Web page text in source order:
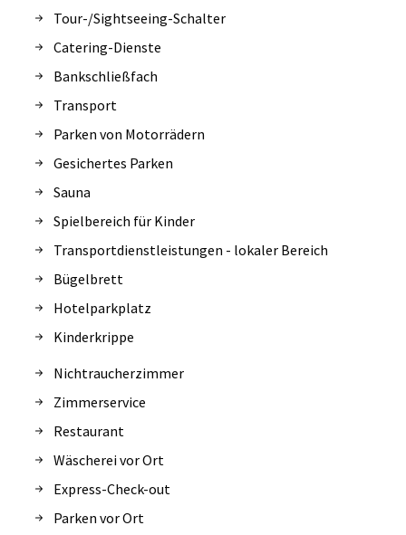
Tour-/Sightseeing-Schalter
Catering-Dienste
Bankschließfach
Transport
Parken von Motorrädern
Gesichertes Parken
Sauna
Spielbereich für Kinder
Transportdienstleistungen - lokaler Bereich
Bügelbrett
Hotelparkplatz
Kinderkrippe
Nichtraucherzimmer
Zimmerservice
Restaurant
Wäscherei vor Ort
Express-Check-out
Parken vor Ort